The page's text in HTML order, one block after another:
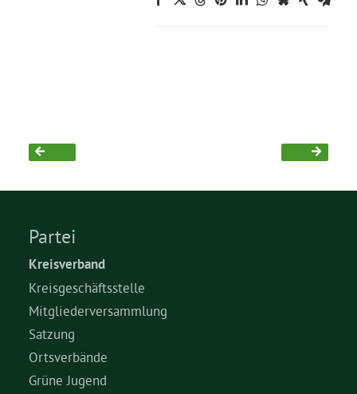
Grüne Jugend
Aktuelles
Partei
Kreisverband
Kreisgeschäftsstelle
Mitgliederversammlung
Satzung
Ortsverbände
Grüne Jugend